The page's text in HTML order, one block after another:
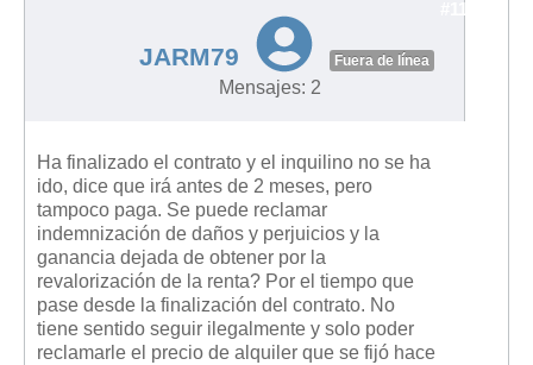
Modelos de Acta de Junta de Propietarios
Requerimientos y comunicaciones
Legislación sobre la Comunidad de Propietarios
Legislación sobre Adquisición de Vivienda en Propiedad
Legislación de interés práctico
Diccionario
Usuario
JARM79 Fuera de línea
Mensajes: 2
Ha finalizado el contrato y el inquilino no se ha
ido, dice que irá antes de 2 meses, pero
tampoco paga. Se puede reclamar
indemnización de daños y perjuicios y la
ganancia dejada de obtener por la
revalorización de la renta? Por el tiempo que
pase desde la finalización del contrato. No
tiene sentido seguir ilegalmente y solo poder
reclamarle el precio de alquiler que se fijó hace